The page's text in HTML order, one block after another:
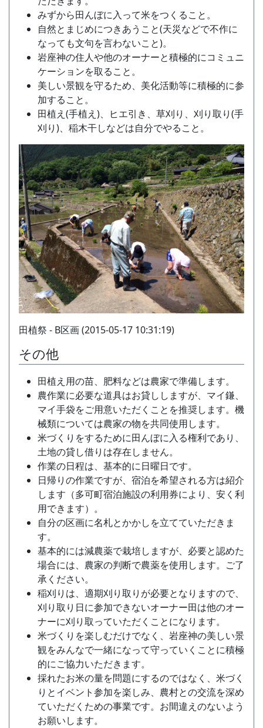
みずから田んぼに入って米をつくること。
自然とまじめにつきあうこと(天災などで不作に
なっても文句を言わないこと)。
岩座神の住人や他のオーナーと積極的にコミュニ
ケーションを取ること。
美しい景観を守るため、美化活動等に積極的に参
加すること。
田植え(手植え)、ヒエ引き、草刈り、刈り取り(手
刈り)、稲木干しなどは自分でやること。
田植祭 - B区画 (2015-05-17 10:31:19)
その他
田植え用の苗、肥料などは農家で準備します。
農作業に必要な道具はお貸ししますが、マイ鎌、
マイ手袋をご用意いただくことを推奨します。機
械類については農家の物を共同使用します。
米づくりをするために田んぼに入る権利であり、
土地の貸し借りは存在しません。
作業の日程は、基本的に日曜日です。
日帰りの作業ですが、宿泊を希望される方は紹介
します（多可町宿泊施設の利用券により、安く利
用できます）。
自分の区画に名札とかかしを立てていただきま
す。
基本的には減農薬で栽培しますが、必要と認めた
場合には、農家の判断で農薬を使用します。ご了
承ください。
稲刈りは、適期刈り取りが必要となりますので、
刈り取り日に参加できないオーナー田は他のオー
ナーに刈り取っていただくことになります。
米づくりを楽しむだけでなく、岩座神の美しい景
観をみんなで一緒になって守っていくことに積極
的にご協力いただきます。
採れたお米の量を問題にするのではなく、米づく
りとイベント参加を楽しみ、農村との交流を深め
ていただくための事業です。お間違えのないよう
お願いします。